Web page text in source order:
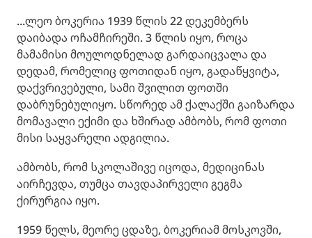
...ლეო ბოკერია 1939 წლის 22 დეკემბერს
დაიბადა ოჩამჩირეში. 3 წლის იყო, როცა
მამამისი მოულოდნელად გარდაიცვალა და
დედამ, რომელიც ფოთიდან იყო, გადაწყვიტა,
დაქვრივებული, სამი შვილით ფოთში
დაბრუნებულიყო. სწორედ ამ ქალაქში გაიზარდა
მომავალი ექიმი და ხშირად ამბობს, რომ ფოთი
მისი საყვარელი ადგილია.
ამბობს, რომ სკოლაშივე იცოდა, მედიცინას
აირჩევდა, თუმცა თავდაპირველი გეგმა
ქირურგია იყო.
1959 წელს, მეორე ცდაზე, ბოკერიამ მოსკოვში,